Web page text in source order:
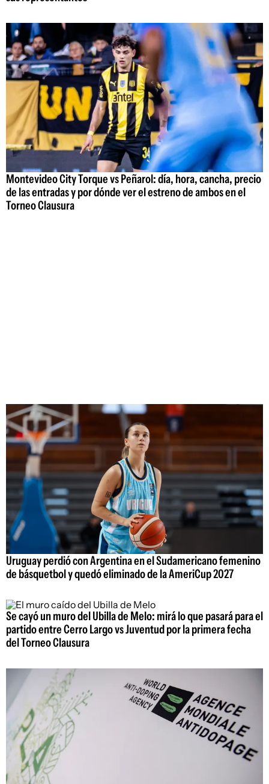
Montevideo City Torque vs Peñarol: día, hora, cancha, precio
de las entradas y por dónde ver el estreno de ambos en el
Torneo Clausura
Uruguay perdió con Argentina en el Sudamericano femenino
de básquetbol y quedó eliminado de la AmeriCup 2027
Se cayó un muro del Ubilla de Melo: mirá lo que pasará para el
partido entre Cerro Largo vs Juventud por la primera fecha
del Torneo Clausura